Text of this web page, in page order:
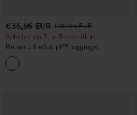
€35,95 EUR €40,95 EUR
Achetez-en 2, le 3e est offert
Halara UltraSculpt™ leggings
d'entraînement taille haute — fronces
liftantes pour le fessier, maintien gainant
du ventre et poche